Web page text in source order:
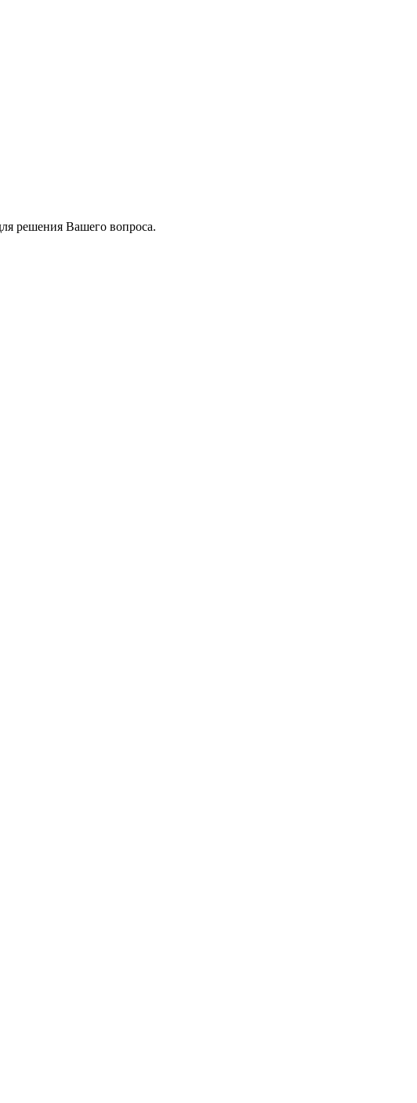
решения Вашего вопроса.